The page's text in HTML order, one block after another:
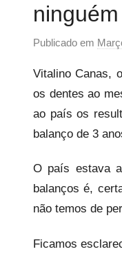
Publicado em
Vitalino Canas,
os dentes ao
ao país os
balanço de 3
O país estava
balanços é,
não temos de
Ficamos